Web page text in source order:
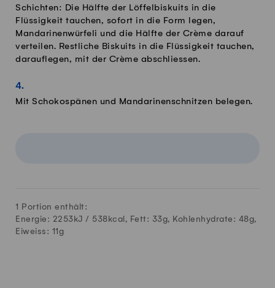
Schichten: Die Hälfte der Löffelbiskuits in die
Flüssigkeit tauchen, sofort in die Form legen,
Mandarinenwürfeli und die Hälfte der Crème darauf
verteilen. Restliche Biskuits in die Flüssigkeit tauchen,
darauflegen, mit der Crème abschliessen.
Mit Schokospänen und Mandarinenschnitzen belegen.
1 Portion enthält:
Energie: 2253kJ / 538 kcal, Fett: 33g, Kohlenhydrate: 48g,
Eiweiss: 11 g